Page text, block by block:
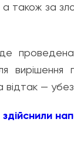
також за
відтак —
здійснили